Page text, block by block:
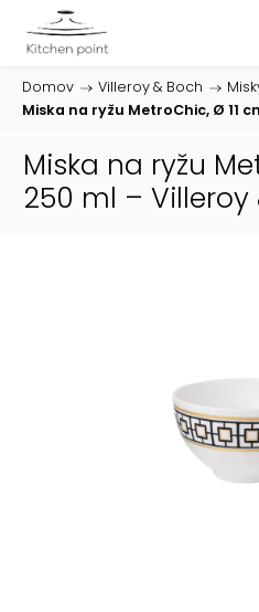
Domov / Villeroy & Boch /
Miska na ryžu MetroChic, Ø 11
Miska na ryžu
250 ml – Villeroy